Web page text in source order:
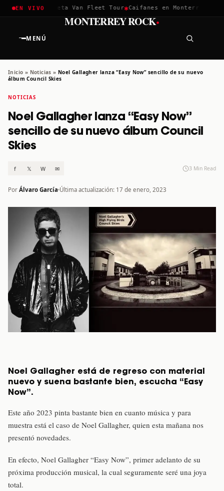
EN VIVO
2026 ✱Greta Van Fleet Tour✱Caifanes en Monterrey · 12
MENÚ
MONTERREY ROCK·
Inicio » Noticias » Noel Gallagher lanza “Easy Now” sencillo de su nuevo
álbum Council Skies
NOTICIAS
Noel Gallagher lanza “Easy Now”
sencillo de su nuevo álbum Council
Skies
f 𝕏 W ✉ 3 Min Read
Por Álvaro García Última actualización: 17 de enero, 2023
Noel Gallagher está de regreso con material
nuevo y suena bastante bien, escucha “Easy
Now”.
Este año 2023 pinta bastante bien en cuanto música y para
muestra está el caso de Noel Gallagher, quien esta mañana nos
presentó novedades.
En efecto, Noel Gallagher “Easy Now”, primer adelanto de su
próxima producción musical, la cual seguramente seré una joya
total.